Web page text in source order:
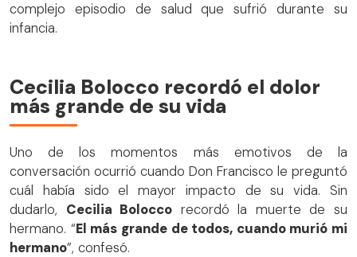
complejo episodio de salud que sufrió durante su
infancia.
Cecilia Bolocco recordó el dolor
más grande de su vida
Uno de los momentos más emotivos de la
conversación ocurrió cuando Don Francisco le preguntó
cuál había sido el mayor impacto de su vida. Sin
dudarlo, Cecilia Bolocco recordó la muerte de su
hermano. “El más grande de todos, cuando murió mi
hermano”, confesó.